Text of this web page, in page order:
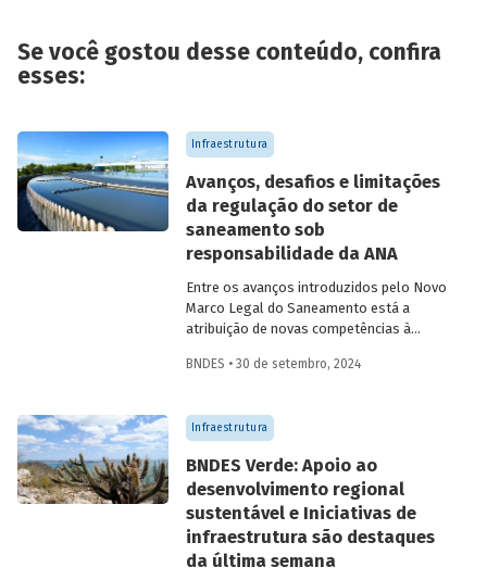
Se você gostou desse conteúdo, confira
esses:
Infraestrutura
Avanços, desafios e limitações
da regulação do setor de
saneamento sob
responsabilidade da ANA
Entre os avanços introduzidos pelo Novo
Marco Legal do Saneamento está a
atribuição de novas competências à
Básico (ANA) para regularização do setor.
desafios desse percurso e a importância
de superá-los.
BNDES • 30 de setembro, 2024
Infraestrutura
BNDES Verde: Apoio ao
desenvolvimento regional
sustentável e Iniciativas de
infraestrutura são destaques
da última semana